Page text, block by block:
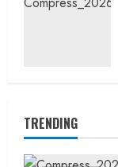
TRENDING